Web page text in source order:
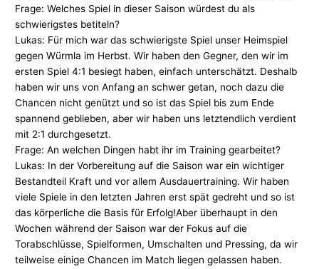
Frage: Welches Spiel in dieser Saison würdest du als
schwierigstes betiteln?
Lukas: Für mich war das schwierigste Spiel unser Heimspiel
gegen Würmla im Herbst. Wir haben den Gegner, den wir im
ersten Spiel 4:1 besiegt haben, einfach unterschätzt. Deshalb
haben wir uns von Anfang an schwer getan, noch dazu die
Chancen nicht genützt und so ist das Spiel bis zum Ende
spannend geblieben, aber wir haben uns letztendlich verdient
mit 2:1 durchgesetzt.
Frage: An welchen Dingen habt ihr im Training gearbeitet?
Lukas: In der Vorbereitung auf die Saison war ein wichtiger
Bestandteil Kraft und vor allem Ausdauertraining. Wir haben
viele Spiele in den letzten Jahren erst spät gedreht und so ist
das körperliche die Basis für Erfolg!Aber überhaupt in den
Wochen während der Saison war der Fokus auf die
Torabschlüsse, Spielformen, Umschalten und Pressing, da wir
teilweise einige Chancen im Match liegen gelassen haben.